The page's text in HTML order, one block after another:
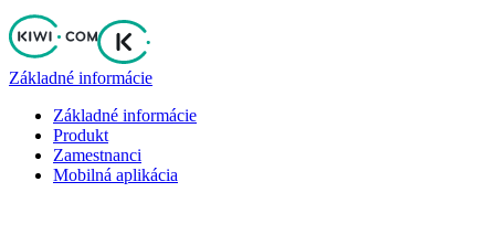
Základné informácie
Základné informácie
Produkt
Zamestnanci
Mobilná aplikácia